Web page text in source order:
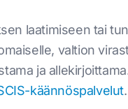
laatimiseen tai
valtion
ja
käännöspalvelut.